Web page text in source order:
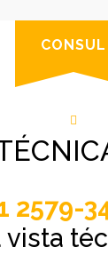
CONSUL
2579-
vista